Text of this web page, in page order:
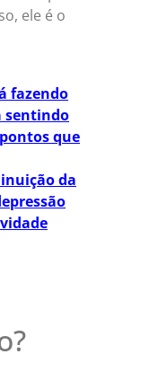
ele é o
fazendo
sentindo
que
da